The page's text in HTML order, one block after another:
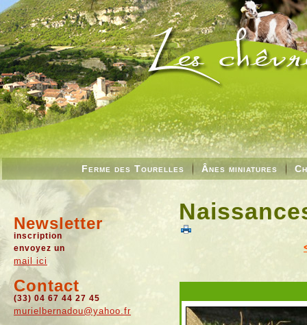
Ferme des Tourelles Ânes miniatures
Newsletter
inscription
envoyez un
mail ici
Contact
(33) 04 67 44 27 45
murielbernadou@yahoo.fr